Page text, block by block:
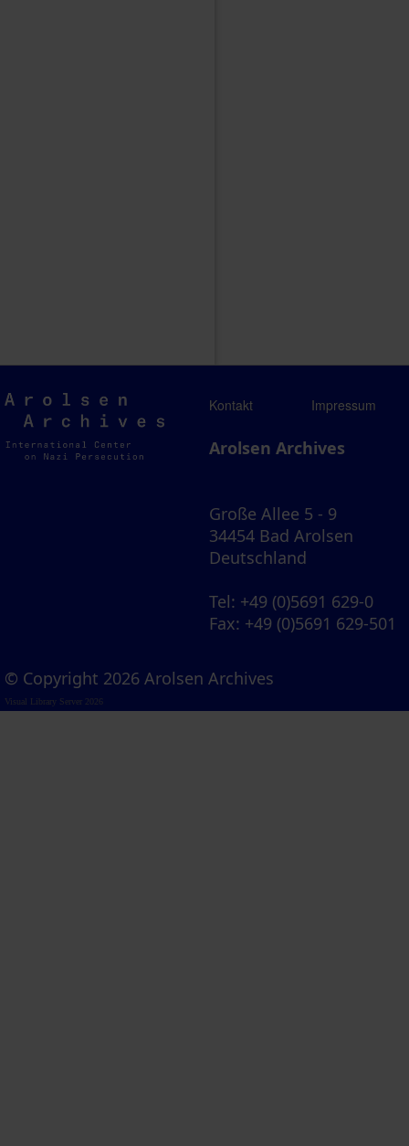
Arolsen
Archives
Kontakt Impressum
Arolsen Archives
Große Allee 5 - 9
34454 Bad Arolsen
Deutschland
Tel: +49 (0)5691 629-0
Fax: +49 (0)5691 629-501
© Copyright 2026 Arolsen Archives
Visual Library Server 2026